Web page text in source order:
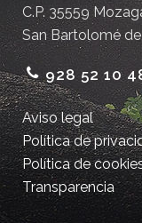
C.P. 35559
San Bartolomé
928 52 10
Aviso legal
Política de
Política de
Transparencia